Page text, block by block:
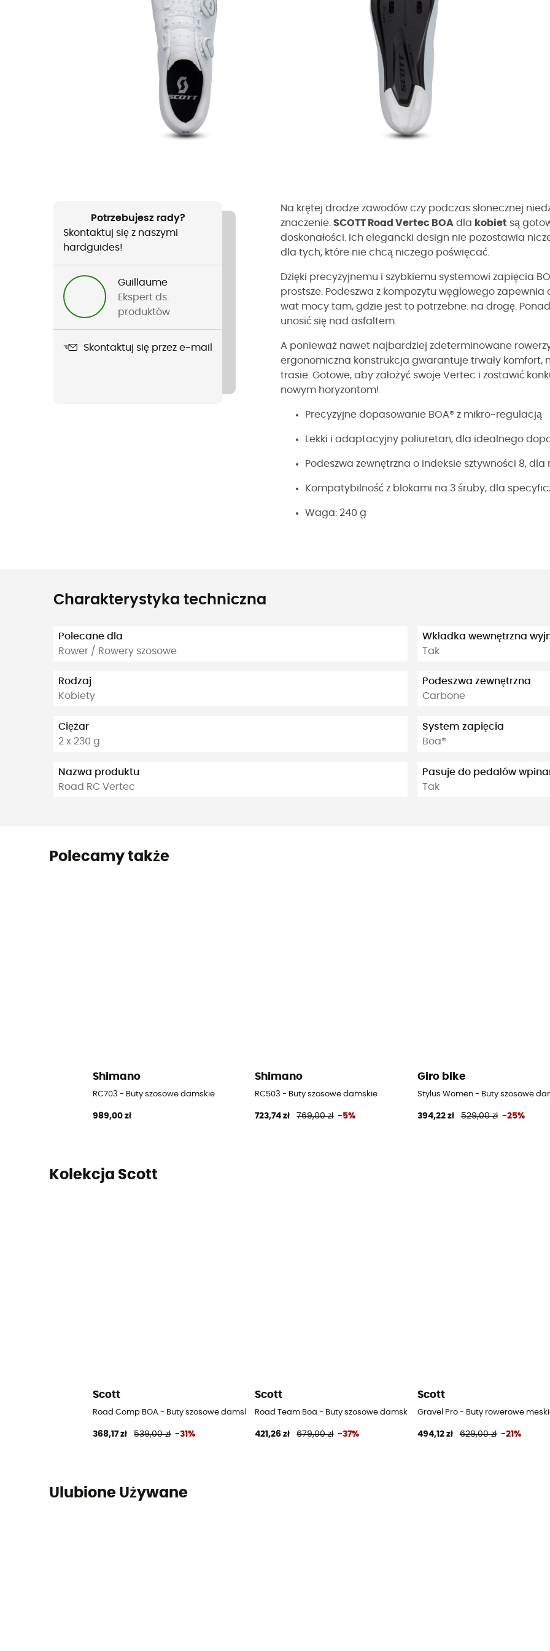
Potrzebujesz rady?
Skontaktuj się z naszymi
hardguides!
Guillaume
Ekspert ds.
produktów
Skontaktuj się przez e-mail
Na krętej drodze zawodów czy podczas słonecznej
znaczenie. SCOTT Road Vertec BOA dla kobiet są
doskonałości. Ich elegancki design nie pozostawia
dla tych, które nie chcą niczego poświęcać.
Dzięki precyzyjnemu i szybkiemu systemowi zapięcia
prostsze. Podeszwa z kompozytu węglowego
wat mocy tam, gdzie jest to potrzebne: na drogę.
unosić się nad asfaltem.
A ponieważ nawet najbardziej zdeterminowane
ergonomiczna konstrukcja gwarantuje trwały komfort,
trasie. Gotowe, aby założyć swoje Vertec i zostawić
nowym horyzontom!
Precyzyjne dopasowanie BOA® z mikro-regulacją
Lekki i adaptacyjny poliuretan, dla idealnego
Podeszwa zewnętrzna o indeksie sztywności 8,
Kompatybilność z blokami na 3 śruby, dla
Waga: 240 g
Charakterystyka techniczna
Polecane dla
Rower / Rowery szosowe
Rodzaj
Kobiety
Ciężar
2 x 230 g
Nazwa produktu
Road RC Vertec
Wkładka wewnętrzna
Tak
Podeszwa zewnętrzna
Carbone
System zapięcia
Boa®
Pasuje do pedałów
Tak
Polecamy także
Shimano
RC703 - Buty szosowe damskie
989,00 zł
Shimano
RC503 - Buty szosowe damskie
723,74 zł 769,00 zł -5%
Giro bike
Stylus Women - Buty szosowe
394,22 zł 529,00 zł -25%
Kolekcja Scott
Scott
Road Comp BOA - Buty szosowe damskie
368,17 zł 539,00 zł -31%
Scott
Road Team Boa - Buty szosowe damskie
421,26 zł 679,00 zł -37%
Scott
Gravel Pro - Buty rowerowe
494,12 zł 629,00 zł -21%
Ulubione Używane